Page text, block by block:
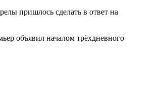
пришлось сделать в ответ на
объявил началом трёхдневного